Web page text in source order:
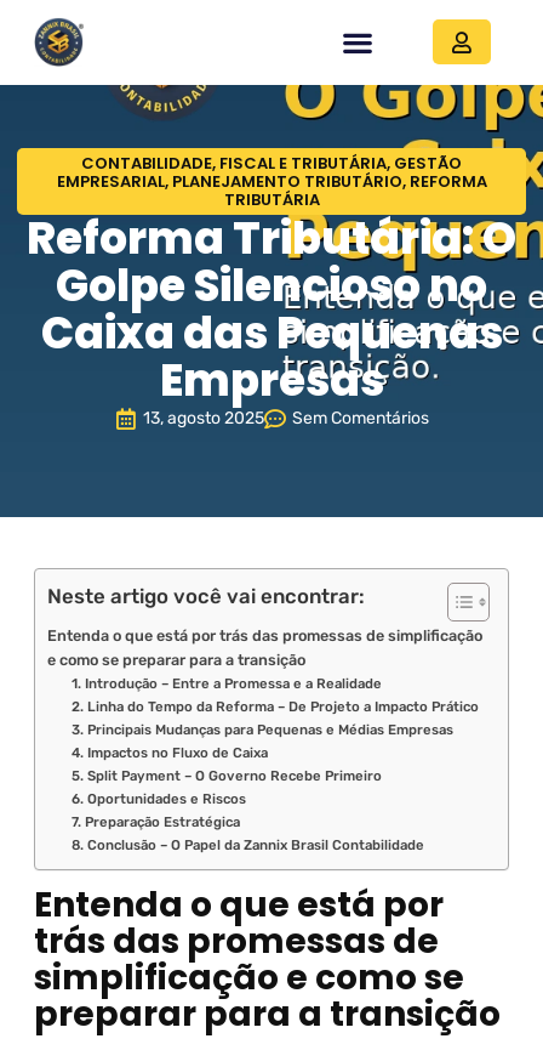
CONTABILIDADE, FISCAL E TRIBUTÁRIA, GESTÃO
EMPRESARIAL, PLANEJAMENTO TRIBUTÁRIO, REFORMA
TRIBUTÁRIA
Reforma Tributária: O
Golpe Silencioso no
Caixa das Pequenas
Empresas
13, agosto 2025 Sem Comentários
Neste artigo você vai encontrar:
Entenda o que está por trás das promessas de simplificação
e como se preparar para a transição
1. Introdução – Entre a Promessa e a Realidade
2. Linha do Tempo da Reforma – De Projeto a Impacto Prático
3. Principais Mudanças para Pequenas e Médias Empresas
4. Impactos no Fluxo de Caixa
5. Split Payment – O Governo Recebe Primeiro
6. Oportunidades e Riscos
7. Preparação Estratégica
8. Conclusão – O Papel da Zannix Brasil Contabilidade
Entenda o que está por
trás das promessas de
simplificação e como se
preparar para a transição